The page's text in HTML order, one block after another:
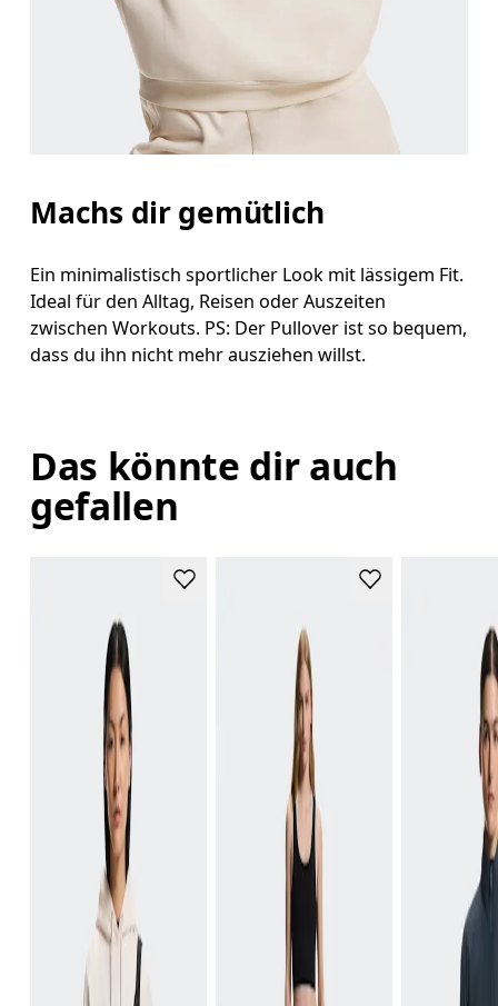
Machs dir gemütlich
Ein minimalistisch sportlicher Look mit lässigem Fit.
Ideal für den Alltag, Reisen oder Auszeiten
zwischen Workouts. PS: Der Pullover ist so bequem,
dass du ihn nicht mehr ausziehen willst.
Das könnte dir auch
gefallen